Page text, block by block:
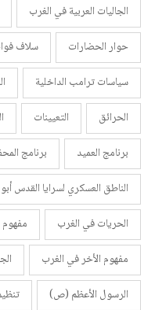
الجاليات العربية في الغرب
حوار الحضارات
سلاف
سياسات ترامب الداخلية
الحرائق
التعيينات
برنامج العميد
برنامج
الناطق العسكري لسرايا القدس
الحريات في الغرب
مفهوم
مفهوم الأخر في الغرب
الرسول الأعظم (ص)